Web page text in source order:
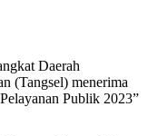
Daerah
(Tangsel) menerima
Publik 2023”